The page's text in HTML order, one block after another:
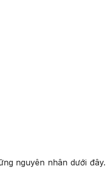
nguyên nhân dưới đây.